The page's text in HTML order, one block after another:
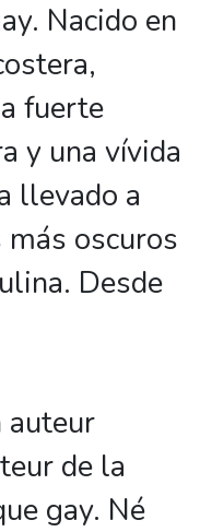
Nacido en
fuerte
y una vívida
llevado a
oscuros
Desde
auteur
de la
gay. Né